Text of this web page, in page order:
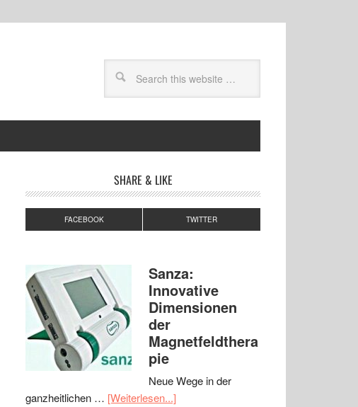
SHARE & LIKE
FACEBOOK TWITTER
Sanza:
Innovative
Dimensionen
der
Magnetfeldthera
pie
Neue Wege in der
ganzheitlichen … [Weiterlesen...]